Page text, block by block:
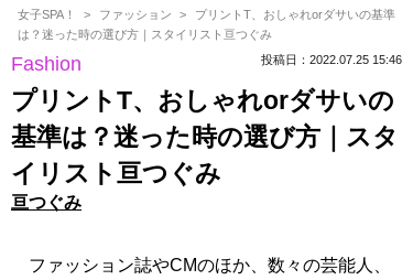
女子SPA！ ファッション
プリントT、おしゃれorダサいの基準
は？迷った時の選び方｜スタイリスト亘つぐみ
Fashion 投稿日：2022.07.25 15:46
プリントT、おしゃれorダサいの
基準は？迷った時の選び方｜スタ
イリスト亘つぐみ
亘つぐみ
ファッション誌やCMのほか、数々の芸能人、